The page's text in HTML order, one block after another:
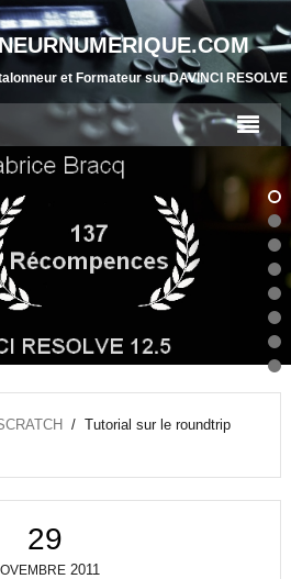
et Formateur sur DAVINCI RESOLVE
/ Tutorial sur le roundtrip
29
2011